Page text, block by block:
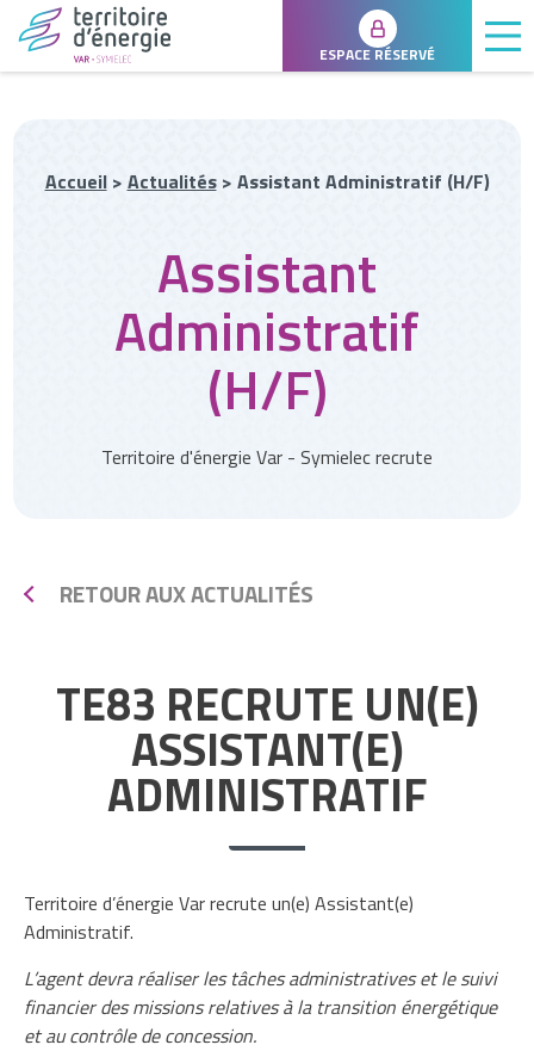
ESPACE RÉSERVÉ
Accueil> Actualités> Assistant Administratif (H/F)
Assistant
Administratif
(H/F)
Territoire d'énergie Var - Symielec recrute
RETOUR AUX ACTUALITÉS
TE83 RECRUTE UN(E)
ASSISTANT(E)
ADMINISTRATIF
Territoire d’énergie Var recrute un(e) Assistant(e)
Administratif.
L’agent devra réaliser les tâches administratives et le suivi
financier des missions relatives à la transition énergétique
et au contrôle de concession.